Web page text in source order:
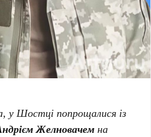
у Шостці попрощалися із
Желновачем на